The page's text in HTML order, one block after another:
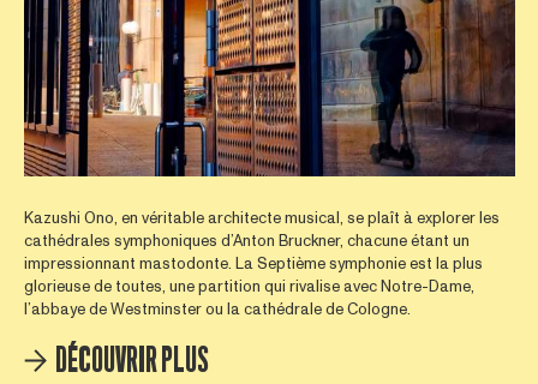
Kazushi Ono, en véritable architecte musical, se plaît à explorer les
cathédrales symphoniques d’Anton Bruckner, chacune étant un
impressionnant mastodonte. La Septième symphonie est la plus
glorieuse de toutes, une partition qui rivalise avec Notre-Dame,
l’abbaye de Westminster ou la cathédrale de Cologne.
DÉCOUVRIR PLUS